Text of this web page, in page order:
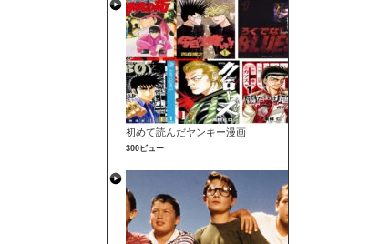
初めて読んだヤンキー漫画
300ビュー